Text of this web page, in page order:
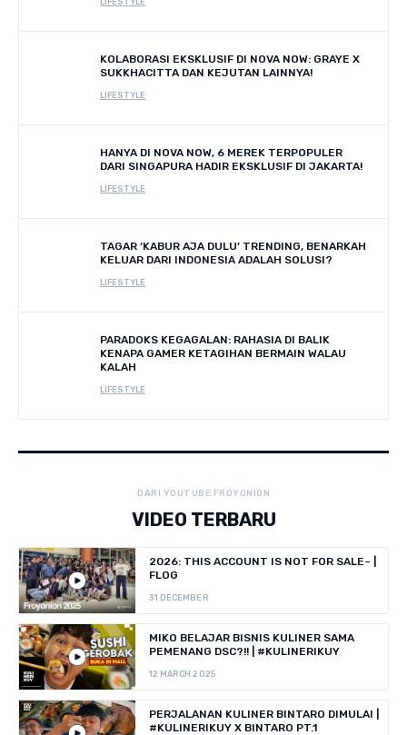
KOLABORASI EKSKLUSIF DI NOVA NOW: GRAYE X
SUKKHACITTA DAN KEJUTAN LAINNYA!
LIFESTYLE
HANYA DI NOVA NOW, 6 MEREK TERPOPULER
DARI SINGAPURA HADIR EKSKLUSIF DI JAKARTA!
LIFESTYLE
TAGAR ‘KABUR AJA DULU’ TRENDING, BENARKAH
KELUAR DARI INDONESIA ADALAH SOLUSI?
LIFESTYLE
PARADOKS KEGAGALAN: RAHASIA DI BALIK
KENAPA GAMER KETAGIHAN BERMAIN WALAU
KALAH
LIFESTYLE
DARI YOUTUBE FROYONION
VIDEO TERBARU
2026: THIS ACCOUNT IS NOT FOR SALE~ |
FLOG
31 DECEMBER
MIKO BELAJAR BISNIS KULINER SAMA
PEMENANG DSC?!! | #KULINERIKUY
12 MARCH 2025
PERJALANAN KULINER BINTARO DIMULAI |
#KULINERIKUY X BINTARO PT.1